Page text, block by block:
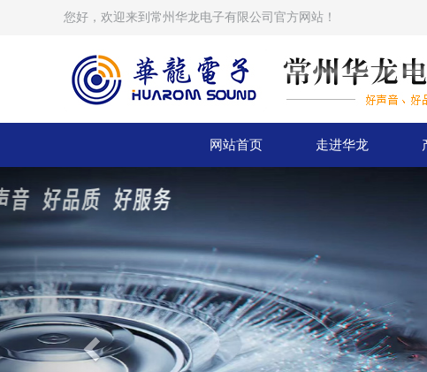
您好，欢迎来到常州华龙电子有限公司官方网站！
网站首页 走进华龙